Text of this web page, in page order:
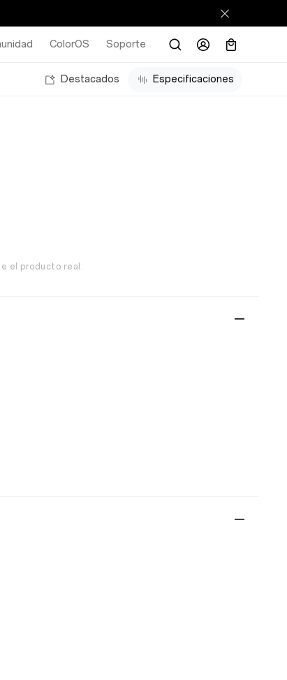
ColorOS Soporte
Destacados Especificaciones
el producto real.